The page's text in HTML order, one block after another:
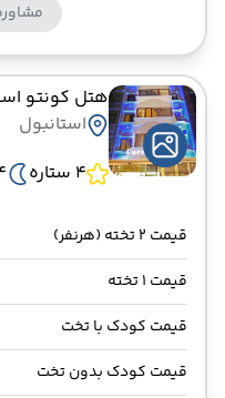
هتل کونتو
استانبول
4 ستاره
4
قیمت 2 تخته (هرنفر)
قیمت 1 تخته
قیمت کودک با تخت
قیمت کودک بدون تخت